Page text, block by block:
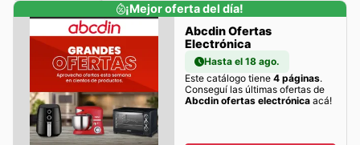
¡Mejor oferta del día!
Abcdin Ofertas
Electrónica
Hasta el 18 ago.
Este catálogo tiene 4 páginas.
Conseguí las últimas ofertas de
Abcdin ofertas electrónicaacá!